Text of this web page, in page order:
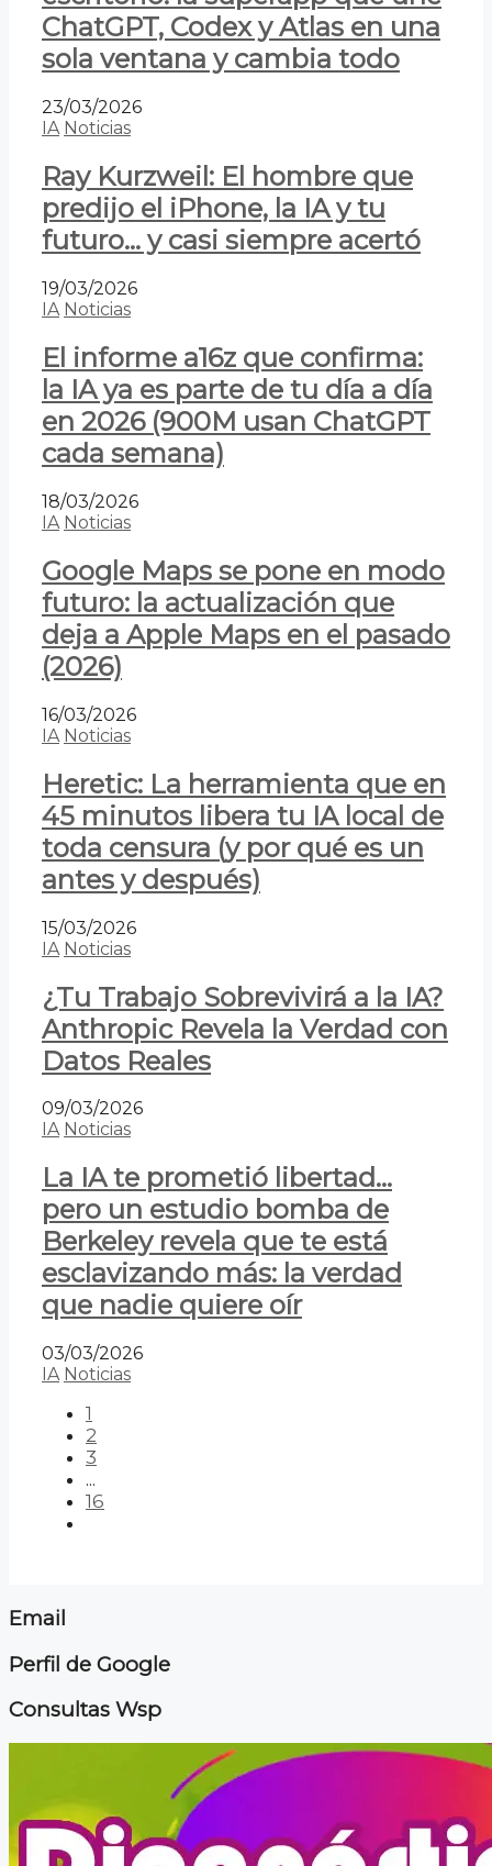
ChatGPT, Codex y Atlas en una
sola ventana y cambia todo
23/03/2026
IA Noticias
Ray Kurzweil: El hombre que
predijo el iPhone, la IA y tu
futuro… y casi siempre acertó
19/03/2026
IA Noticias
El informe a16z que confirma:
la IA ya es parte de tu día a día
en 2026 (900M usan ChatGPT
cada semana)
18/03/2026
IA Noticias
Google Maps se pone en modo
futuro: la actualización que
deja a Apple Maps en el pasado
(2026)
16/03/2026
IA Noticias
Heretic: La herramienta que en
45 minutos libera tu IA local de
toda censura (y por qué es un
antes y después)
15/03/2026
IA Noticias
¿Tu Trabajo Sobrevivirá a la IA?
Anthropic Revela la Verdad con
Datos Reales
09/03/2026
IA Noticias
La IA te prometió libertad…
pero un estudio bomba de
Berkeley revela que te está
esclavizando más: la verdad
que nadie quiere oír
03/03/2026
IA Noticias
1
2
3
...
16
Email
Perfil de Google
Consultas Wsp